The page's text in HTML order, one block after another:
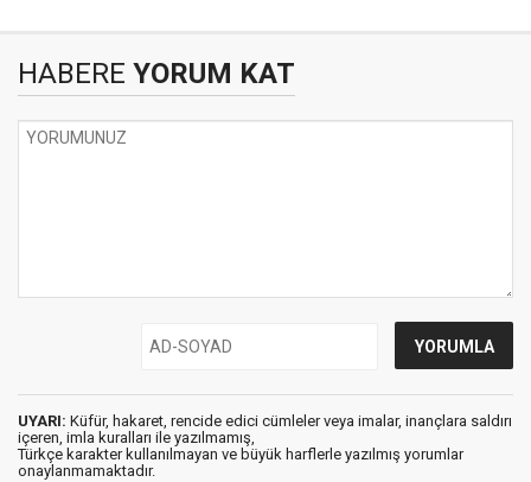
HABERE YORUM KAT
UYARI: Küfür, hakaret, rencide edici cümleler veya imalar, inançlara saldırı
içeren, imla kuralları ile yazılmamış,
Türkçe karakter kullanılmayan ve büyük harflerle yazılmış yorumlar
onaylanmamaktadır.